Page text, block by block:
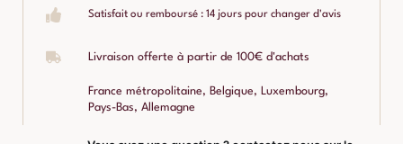
Satisfait ou remboursé : 14 jours pour changer d'avis
Livraison offerte à partir de 100€ d'achats
France métropolitaine, Belgique, Luxembourg,
Pays-Bas, Allemagne